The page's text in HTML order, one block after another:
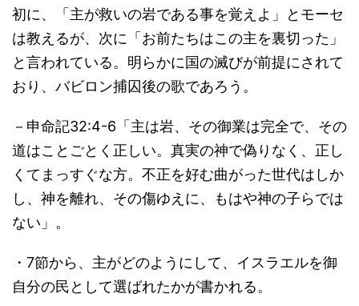
初に、「主が救いの岩である事を覚えよ」とモーセ
は教えるが、次に「お前たちはこの主を裏切った」
と言われている。明らかに国の滅びが前提にされて
おり、バビロン捕囚後の歌であろう。
－申命記32:4-6「主は岩、その御業は完全で、その
道はことごとく正しい。真実の神で偽りなく、正し
くてまっすぐな方。不正を好む曲がった世代はしか
し、神を離れ、その傷ゆえに、もはや神の子らでは
ない」。
・7節から、主がどのようにして、イスラエルを御
自分の民として選ばれたかが書かれる。